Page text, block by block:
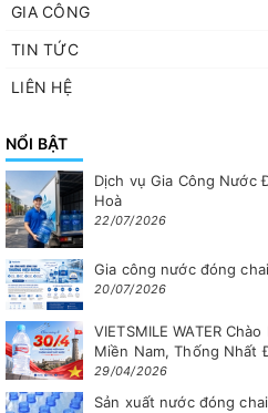
GIA CÔNG
TIN TỨC
LIÊN HỆ
NỔI BẬT
Dịch vụ Gia Công Nước
Hoà
22/07/2026
Gia công nước đóng
20/07/2026
VIETSMILE WATER
Miền Nam, Thống Nhất
29/04/2026
Sản xuất nước đóng